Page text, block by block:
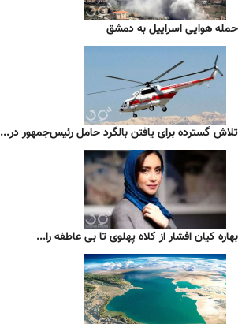
حمله هوایی اسراییل به دمشق
تلاش گسترده برای یافتن بالگرد حامل رئیس‌جمهور در...
بهاره کیان افشار از کلاه پهلوی تا بی عاطفه را...